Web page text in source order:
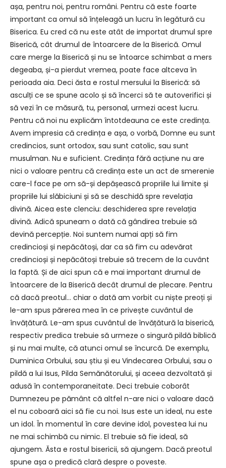
așa, pentru noi, pentru români. Pentru că este foarte
important ca omul să înțeleagă un lucru în legătură cu
Biserica. Eu cred că nu este atât de importat drumul spre
Biserică, cât drumul de întoarcere de la Biserică. Omul
care merge la Biserică și nu se întoarce schimbat a mers
degeaba, și-a pierdut vremea, poate face altceva în
perioada aia. Deci ăsta e rostul mersului la Biserică: să
asculți ce se spune acolo și să încerci să te autoverifici și
să vezi în ce măsură, tu, personal, urmezi acest lucru.
Pentru că noi nu explicăm întotdeauna ce este credința.
Avem impresia că credința e așa, o vorbă, Domne eu sunt
credincios, sunt ortodox, sau sunt catolic, sau sunt
musulman. Nu e suficient. Credința fără acțiune nu are
nici o valoare pentru că credința este un act de smerenie
care-l face pe om să-și depășească propriile lui limite și
propriile lui slăbiciuni și să se deschidă spre revelația
divină. Aicea este clenciu: deschiderea spre revelația
divină. Adică spuneam o dată că gândirea trebuie să
devină percepție. Noi suntem numai apți să fim
credincioși și nepăcătoși, dar ca să fim cu adevărat
credincioși și nepăcătoși trebuie să trecem de la cuvânt
la faptă. Și de aici spun că e mai important drumul de
întoarcere de la Biserică decât drumul de plecare. Pentru
că dacă preotul… chiar o dată am vorbit cu niște preoți și
le-am spus părerea mea în ce privește cuvântul de
învățătură. Le-am spus cuvântul de învățătură la biserică,
respectiv predica trebuie să urmeze o singură pildă biblică
și nu mai multe, că atunci omul se încurcă. De exemplu,
Duminica Orbului, sau știu și eu Vindecarea Orbului, sau o
pildă a lui Isus, Pilda Semănătorului, și aceea dezvoltată și
adusă în contemporaneitate. Deci trebuie coborât
Dumnezeu pe pământ că altfel n-are nici o valoare dacă
el nu coboară aici să fie cu noi. Isus este un ideal, nu este
un idol. În momentul în care devine idol, povestea lui nu
ne mai schimbă cu nimic. El trebuie să fie ideal, să
ajungem. Ăsta e rostul bisericii, să ajungem. Dacă preotul
spune așa o predică clară despre o poveste.